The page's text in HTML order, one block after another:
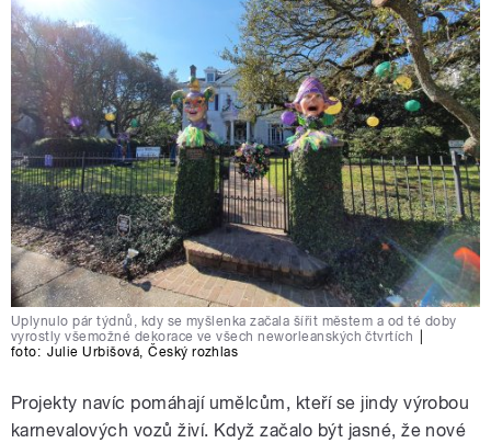
Uplynulo pár týdnů, kdy se myšlenka začala šířit městem a od té doby
vyrostly všemožné dekorace ve všech neworleanských čtvrtích
foto: Julie Urbišová,Český rozhlas
Projekty navíc pomáhají umělcům, kteří se jindy výrobou
karnevalových vozů živí. Když začalo být jasné, že nové